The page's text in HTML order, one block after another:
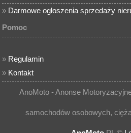
» Darmowe ogłoszenia sprzedaży
Pomoc
» Regulamin
» Kontakt
AnoMoto - Anonse
samochodów osobowych,